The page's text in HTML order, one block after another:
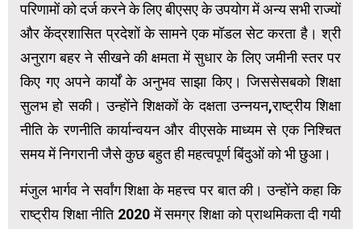
परिणामों को दर्ज करने के लिए बीएसए के उपयोग में अन्य सभी राज्यों
और केंद्रशासित प्रदेशों के सामने एक मॉडल सेट करता है। श्री
अनुराग बहर ने सीखने की क्षमता में सुधार के लिए जमीनी स्तर पर
किए गए अपने कार्यों के अनुभव साझा किए। जिससेसबको शिक्षा
सुलभ हो सकी। उन्होंने शिक्षकों के दक्षता उन्नयन,राष्ट्रीय शिक्षा
नीति के रणनीति कार्यान्वयन और वीएसके माध्यम से एक निश्चित
समय में निगरानी जैसे कुछ बहुत ही महत्वपूर्ण बिंदुओं को भी छुआ।
मंजुल भार्गव ने सर्वांग शिक्षा के महत्त्व पर बात की। उन्होंने कहा कि
राष्ट्रीय शिक्षा नीति 2020 में समग्र शिक्षा को प्राथमिकता दी गयी